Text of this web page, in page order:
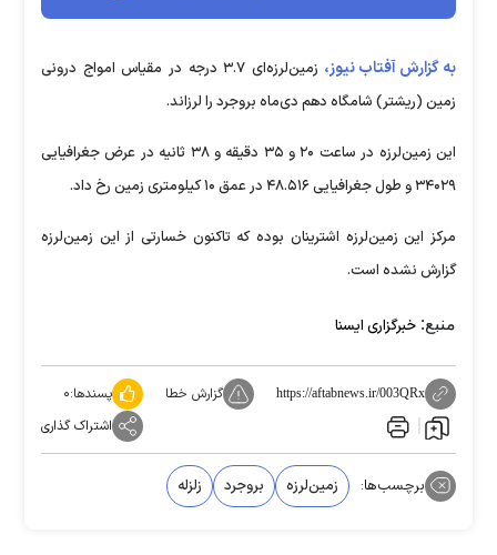
به گزارش آفتاب نیوز،
زمین‌لرزه‌ای ۳.۷ درجه در مقیاس امواج درونی
زمین (ریشتر) شامگاه دهم دی‌ماه بروجرد را لرزاند.
این زمین‌لرزه‌ در ساعت ۲۰ و ۳۵ دقیقه و ۳۸ ثانیه در عرض جغرافیایی
۳۴۰۲۹ و طول جغرافیایی ۴۸.۵۱۶ در عمق ۱۰ کیلومتری زمین رخ داد.
مرکز این زمین‌لرزه اشترینان بوده که تاکنون خسارتی از این زمین‌لرزه
گزارش نشده است.
منبع: خبرگزاری ایسنا
https://aftabnews.ir/003QRx گزارش خطا پسندها:۰
اشتراک گذاری
برچسب‌ها: زمین‌لرزه‌ بروجرد زلزله